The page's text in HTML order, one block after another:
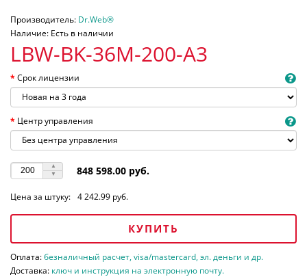
Производитель: Dr.Web®
Наличие: Есть в наличии
LBW-BK-36M-200-A3
Срок лицензии
Центр управления
848 598.00 руб.
Цена за штуку: 4 242.99 руб.
КУПИТЬ
Оплата:безналичный расчет, visa/mastercard, эл. деньги и др.
Доставка: ключ и инструкция на электронную почту.